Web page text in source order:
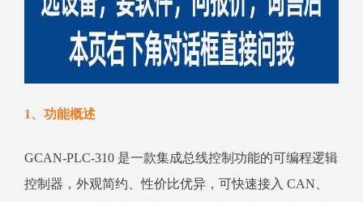
1、功能概述
GCAN-PLC-310 是一款集成总线控制功能的可编程逻辑
控制器，外观简约、性价比优异，可快速接入 CAN、